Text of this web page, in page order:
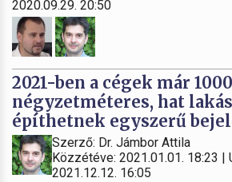
2020.09.29. 20:50
2021-ben a cégek már 1000
négyzetméteres, hat
építhetnek egyszerű
Szerző: Dr. Jámbor Attila
Közzétéve: 2021.01.01. 18:23
2021.12.12. 16:05